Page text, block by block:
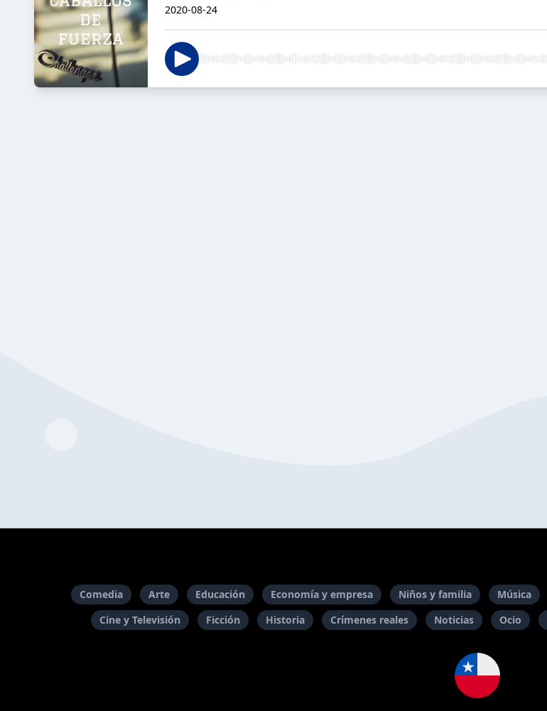
2020-08-24
Comedia Arte Educación Economía y empresa Niños y familia Música
Cine y Televisión
Ficción Historia Crímenes reales Noticias Ocio